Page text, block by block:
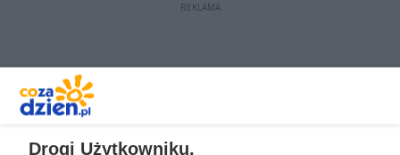
REKLAMA
Drogi Użytkowniku,